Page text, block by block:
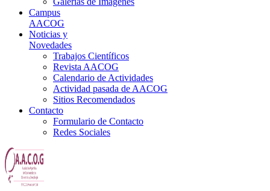
Campus
AACOG
Noticias y
Novedades
Trabajos Científicos
Revista AACOG
Calendario de Actividades
Actividad pasada de AACOG
Sitios Recomendados
Contacto
Formulario de Contacto
Redes Sociales